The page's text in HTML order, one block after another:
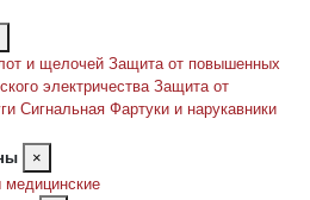
и щелочей Защита от повышенных
электричества Защита от
Сигнальная Фартуки и нарукавники
×